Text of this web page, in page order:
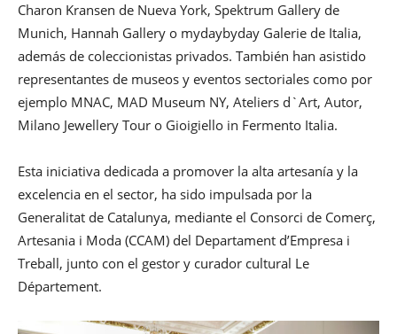
Charon Kransen de Nueva York, Spektrum Gallery de
Munich, Hannah Gallery o mydaybyday Galerie de Italia,
además de coleccionistas privados. También han asistido
representantes de museos y eventos sectoriales como por
ejemplo MNAC, MAD Museum NY, Ateliers d`Art, Autor,
Milano Jewellery Tour o Gioigiello in Fermento Italia.
Esta iniciativa dedicada a promover la alta artesanía y la
excelencia en el sector, ha sido impulsada por la
Generalitat de Catalunya, mediante el Consorci de Comerç,
Artesania i Moda (CCAM) del Departament d’Empresa i
Treball, junto con el gestor y curador cultural Le
Département.